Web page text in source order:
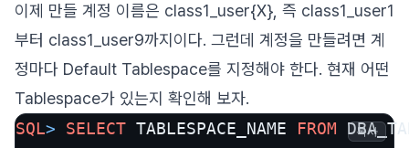
이제 만들 계정 이름은 class1_user{X}, 즉 class1_user1
부터 class1_user9까지이다. 그런데 계정을 만들려면 계
정마다 Default Tablespace를 지정해야 한다. 현재 어떤
Tablespace가 있는지 확인해 보자.
SQL> SELECT TABLESPACE_NAME FROM 복사